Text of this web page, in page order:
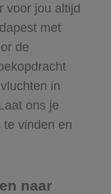
voor jou altijd
met
de
in
ons je
te vinden en
naar